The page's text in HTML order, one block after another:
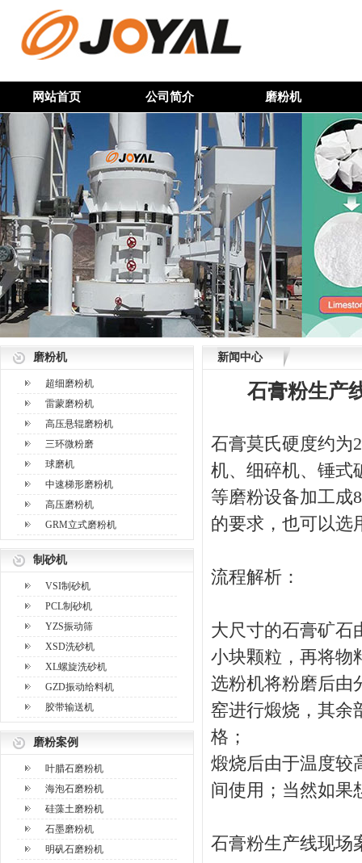
网站首页 公司简介 磨粉机
磨粉机
超细磨粉机
雷蒙磨粉机
高压悬辊磨粉机
三环微粉磨
球磨机
中速梯形磨粉机
高压磨粉机
GRM立式磨粉机
制砂机
VSI制砂机
PCL制砂机
YZS振动筛
XSD洗砂机
XL螺旋洗砂机
GZD振动给料机
胶带输送机
磨粉案例
叶腊石磨粉机
海泡石磨粉机
硅藻土磨粉机
石墨磨粉机
明矾石磨粉机
新闻中心
石膏粉生产
石膏莫氏硬度约为
机、细碎机、锤式
等磨粉设备加工成
的要求，也可以选
流程解析：
大尺寸的石膏矿石
小块颗粒，再将物
选粉机将粉磨后由
窑进行煅烧，其余
格；
煅烧后由于温度较
间使用；当然如果
石膏粉生产线现场